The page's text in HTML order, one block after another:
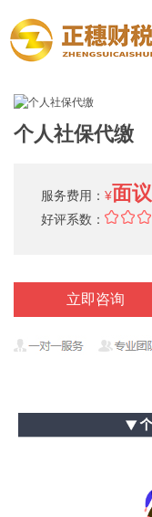
个人社保代缴
服务费用： ¥面议
好评系数：
立即咨询